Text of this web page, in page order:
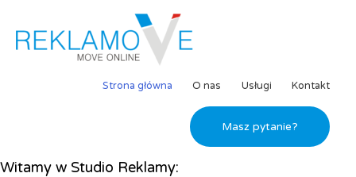
Strona główna O nas Usługi Kontakt
Masz pytanie?
Witamy w Studio Reklamy: